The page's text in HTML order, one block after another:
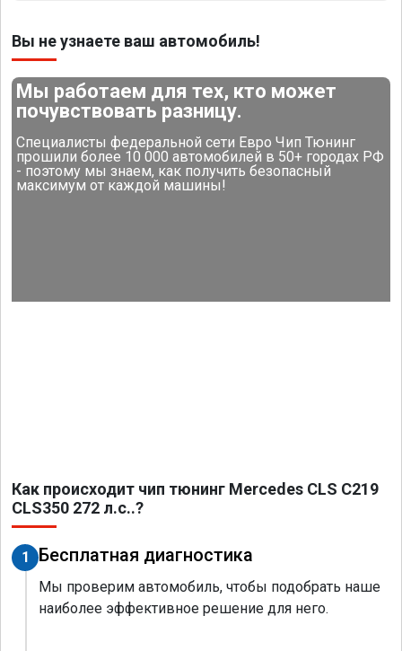
Вы не узнаете ваш автомобиль!
Мы работаем для тех, кто может
почувствовать разницу.
Специалисты федеральной сети Евро Чип Тюнинг
прошили более 10 000 автомобилей в 50+ городах РФ
- поэтому мы знаем, как получить безопасный
максимум от каждой машины!
Как происходит чип тюнинг Mercedes CLS C219
CLS350 272 л.с..?
1 Бесплатная диагностика
Мы проверим автомобиль, чтобы подобрать наше
наиболее эффективное решение для него.